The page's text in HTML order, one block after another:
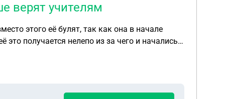
верят учителям
получается нелепо из за чего и начались
мужчину, ударил её с ноги в живот под